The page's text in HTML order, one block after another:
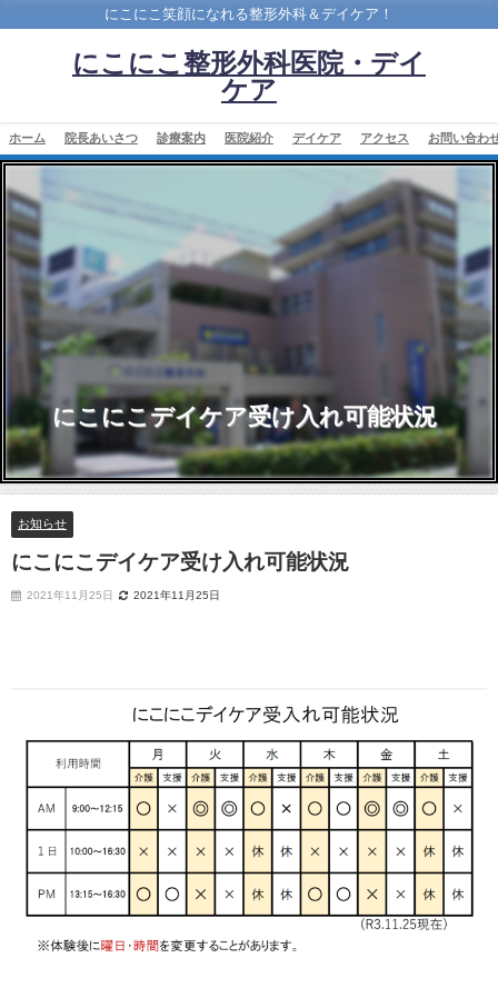
にこにこ笑顔になれる整形外科＆デイケア！
にこにこ整形外科医院・デイ
ケア
ホーム 院長あいさつ 診療案内 医院紹介 デイケア アクセス お問い合わ
にこにこデイケア受け入れ可能状況
お知らせ
にこにこデイケア受け入れ可能状況
2021年11月25日 2021年11月25日